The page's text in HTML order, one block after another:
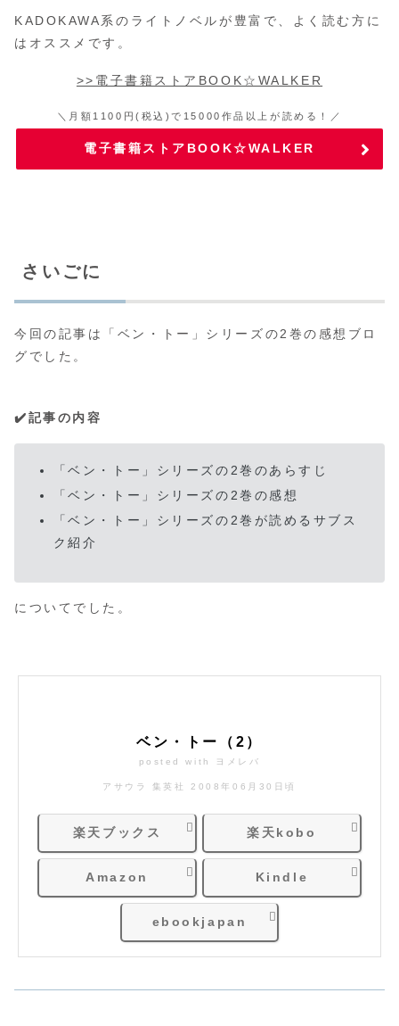
KADOKAWA系のライトノベルが豊富で、よく読む方に
はオススメです。
>>電子書籍ストアBOOK☆WALKER
＼月額1100円(税込)で15000作品以上が読める！／
電子書籍ストアBOOK☆WALKER
さいごに
今回の記事は「ベン・トー」シリーズの2巻の感想ブロ
グでした。
✔️記事の内容
「ベン・トー」シリーズの2巻のあらすじ
「ベン・トー」シリーズの2巻の感想
「ベン・トー」シリーズの2巻が読めるサブス
ク紹介
についてでした。
ベン・トー（2）
posted with ヨメレバ
アサウラ 集英社 2008年06月30日頃
楽天ブックス 楽天kobo
Amazon Kindle
ebookjapan